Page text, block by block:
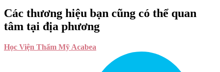
Các thương hiệu bạn cũng có thể quan
tâm tại địa phương
Học Viện Thẩm Mỹ Acabea